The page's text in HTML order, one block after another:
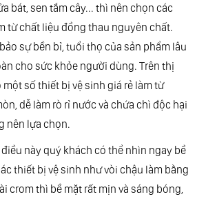
bát, sen tắm cây... thì nên chọn các
từ chất liệu đồng thau nguyên chất.
sự bền bỉ, tuổi thọ của sản phẩm lâu
cho sức khỏe người dùng. Trên thị
số thiết bị vệ sinh giá rẻ làm từ
dễ làm rò rỉ nước và chứa chì độc hại
nên lựa chọn.
này quý khách có thể nhìn ngay bề
thiết bị vệ sinh như vòi chậu làm bằng
crom thì bề mặt rất mịn và sáng bóng,